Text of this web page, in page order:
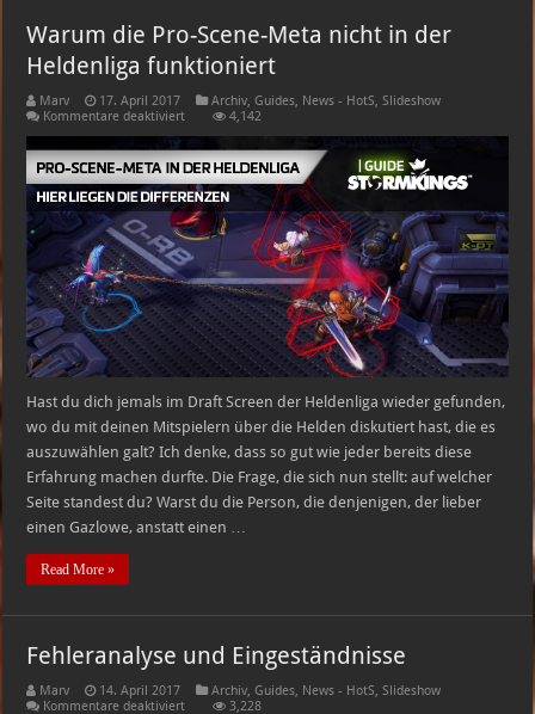
Warum die Pro-Scene-Meta nicht in der
Heldenliga funktioniert
Marv 17. April 2017 Archiv,Guides, News - HotS,Slideshow
Kommentare deaktiviertfür
die
Pro-
Scene-
Meta
nicht
in
der
Heldenliga
funktioniert
4,142
Hast du dich jemals im Draft Screen der Heldenliga wieder gefunden,
wo du mit deinen Mitspielern über die Helden diskutiert hast, die es
auszuwählen galt? Ich denke, dass so gut wie jeder bereits diese
Erfahrung machen durfte. Die Frage, die sich nun stellt: auf welcher
Seite standest du? Warst du die Person, die denjenigen, der lieber
einen Gazlowe, anstatt einen …
Read More »
Fehleranalyse und Eingeständnisse
Marv 14. April 2017 Archiv,Guides, News - HotS,Slideshow
Kommentare deaktiviertfür
3,228